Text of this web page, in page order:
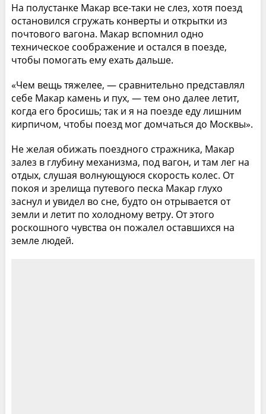
На полустанке Макар все-таки не слез, хотя поезд
остановился сгружать конверты и открытки из
почтового вагона. Макар вспомнил одно
техническое соображение и остался в поезде,
чтобы помогать ему ехать дальше.
«Чем вещь тяжелее, — сравнительно представлял
себе Макар камень и пух, — тем оно далее летит,
когда его бросишь; так и я на поезде еду лишним
кирпичом, чтобы поезд мог домчаться до Москвы».
Не желая обижать поездного стражника, Макар
залез в глубину механизма, под вагон, и там лег на
отдых, слушая волнующуюся скорость колес. От
покоя и зрелища путевого песка Макар глухо
заснул и увидел во сне, будто он отрывается от
земли и летит по холодному ветру. От этого
роскошного чувства он пожалел оставшихся на
земле людей.